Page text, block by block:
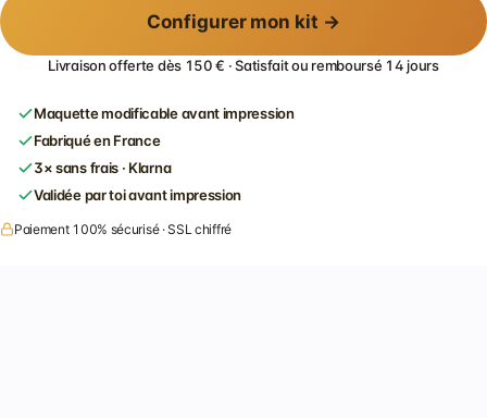
Configurer mon kit →
Livraison offerte dès 150 € · Satisfait ou remboursé 14 jours
Maquette modificable avant impression
Fabriqué en France
3× sans frais · Klarna
Validée par toi avant impression
Paiement 100% sécurisé · SSL chiffré